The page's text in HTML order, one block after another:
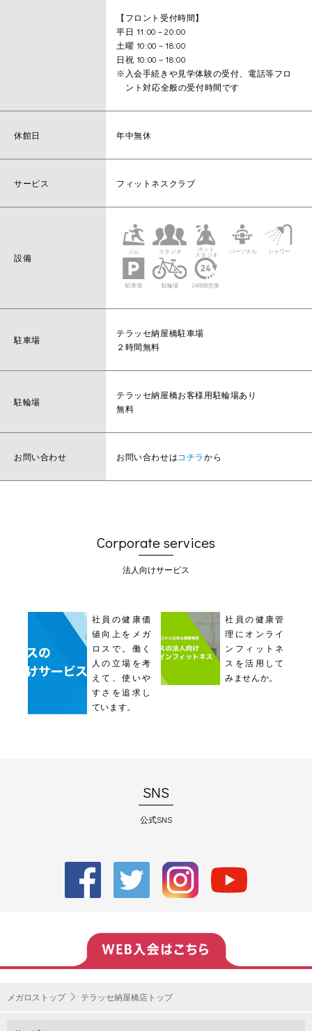
【フロント受付時間】
平日 11:00－20:00
土曜 10:00－18:00
日祝 10:00－18:00
※入会手続きや見学体験の受付、電話等フロ
ント対応全般の受付時間です
休館日 年中無休
サービス フィットネスクラブ
設備
駐車場
テラッセ納屋橋駐車場
２時間無料
駐輪場
テラッセ納屋橋お客様用駐輪場あり
無料
お問い合わせ お問い合わせはコチラから
Corporate services
法人向けサービス
社員の健康価
値向上をメガ
ロスで。働く
人の立場を考
えて、使いや
すさを追求し
ています。
社員の健康管
理にオンライ
ンフィットネ
スを活用して
みませんか。
SNS
公式SNS
メガロストップ テラッセ納屋橋店トップ